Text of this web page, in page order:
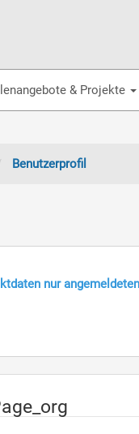
& Projekte
Benutzerprofil
nur